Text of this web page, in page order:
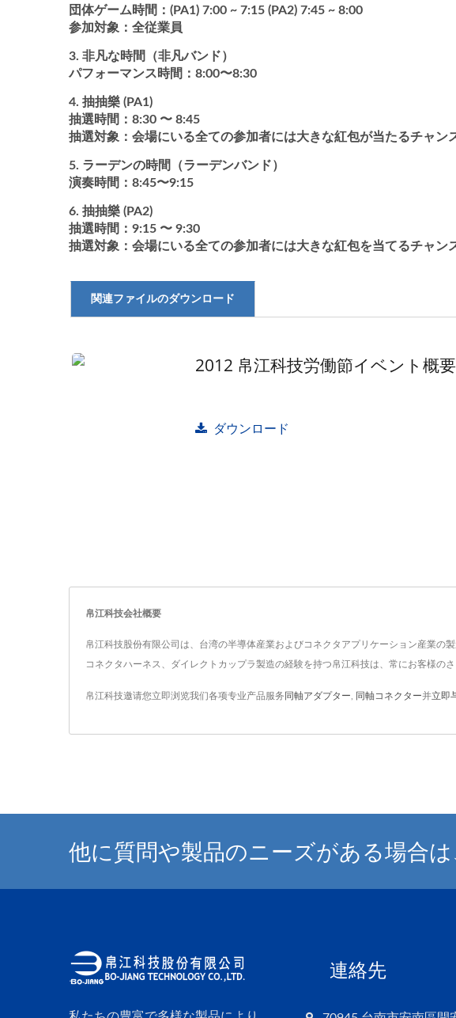
団体ゲーム時間：(PA1) 7:00 ~ 7:15 (PA2) 7:45 ~ 8:00
参加対象：全従業員
非凡な時間（非凡バンド）
パフォーマンス時間：8:00〜8:30
抽抽樂 (PA1)
抽選時間：8:30 〜 8:45
抽選対象：会場にいる全ての参加者には大きな紅包が当たるチャン
ラーデンの時間（ラーデンバンド）
演奏時間：8:45〜9:15
抽抽樂 (PA2)
抽選時間：9:15 〜 9:30
抽選対象：会場にいる全ての参加者には大きな紅包を当てるチャン
関連ファイルのダウンロード
2012 帛江科技労働節イベント概要
ダウンロード
帛江科技会社概要
帛江科技股份有限公司は、台湾の半導体産業およびコネクタアプリケーション産業の
コネクタハーネス、ダイレクトカップラ製造の経験を持つ帛江科技は、常にお客様の
帛江科技邀请您立即浏览我们各项专业产品服务 同軸アダプター 同軸コネクター并立即
他に質問や製品のニーズがある場合は
連絡先